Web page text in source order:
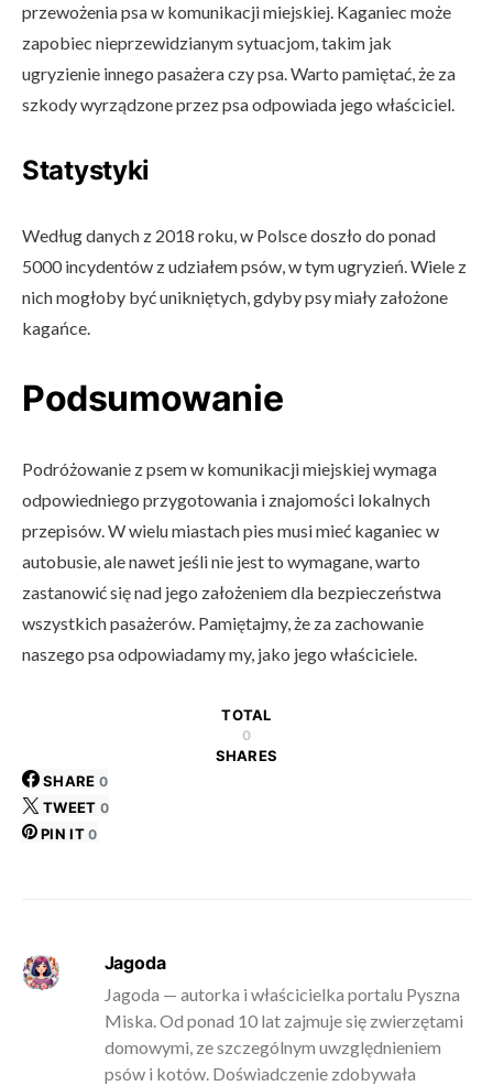
przewożenia psa w komunikacji miejskiej. Kaganiec może
zapobiec nieprzewidzianym sytuacjom, takim jak
ugryzienie innego pasażera czy psa. Warto pamiętać, że za
szkody wyrządzone przez psa odpowiada jego właściciel.
Statystyki
Według danych z 2018 roku, w Polsce doszło do ponad
5000 incydentów z udziałem psów, w tym ugryzień. Wiele z
nich mogłoby być unikniętych, gdyby psy miały założone
kagańce.
Podsumowanie
Podróżowanie z psem w komunikacji miejskiej wymaga
odpowiedniego przygotowania i znajomości lokalnych
przepisów. W wielu miastach pies musi mieć kaganiec w
autobusie, ale nawet jeśli nie jest to wymagane, warto
zastanowić się nad jego założeniem dla bezpieczeństwa
wszystkich pasażerów. Pamiętajmy, że za zachowanie
naszego psa odpowiadamy my, jako jego właściciele.
TOTAL
0
SHARES
SHARE 0
TWEET 0
PIN IT 0
Jagoda
Jagoda — autorka i właścicielka portalu Pyszna
Miska. Od ponad 10 lat zajmuje się zwierzętami
domowymi, ze szczególnym uwzględnieniem
psów i kotów. Doświadczenie zdobywała